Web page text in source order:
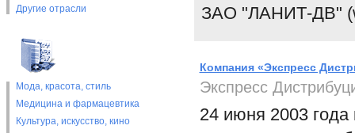
Другие отрасли
Мода, красота, стиль
Медицина и фармацевтика
Культура, искусство, кино
ЗАО "ЛАНИТ-ДВ"
Компания «Экспресс
Экспресс
24 июня 2003